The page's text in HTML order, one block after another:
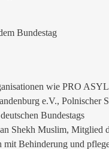
Bundestag
wie PRO
e.V., Polnischer
Bundestags
Shekh Muslim, Mitglied
mit Behinderung und